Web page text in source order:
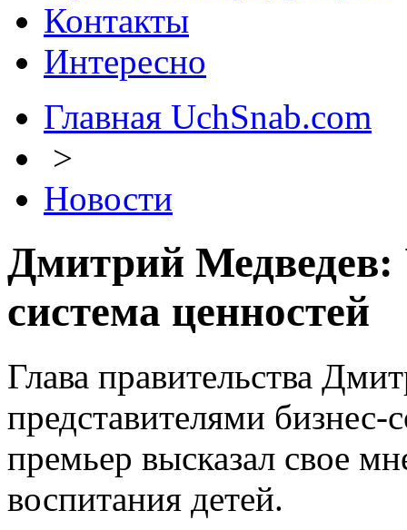
Контакты
Интересно
Главная UchSnab.com
>
Новости
Дмитрий
система ценностей
Глава правительства
представителями
премьер высказал свое
воспитания детей.